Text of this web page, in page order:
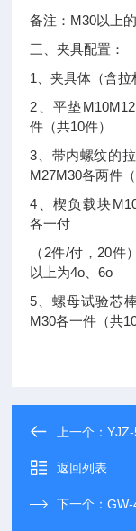
备注： M30以上
三、夹具配置：
1 、夹具体（含
2 、平垫
件（共10件）
3 、带内螺纹的
M27M30各两件（
4 、楔负载块
各一付
（ 2件/付， 20件）
以上为4o 、6o
5 、螺母试验芯棒
M30各一件（共
上一个：
返回列表
下一个：